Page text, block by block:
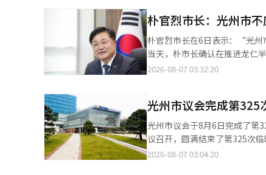
农食品气候变化应对中心计划
速度快于其他公募项目。该中
构，专责我国农食品领域的气
大的危机，中心要发挥控制塔
位。” 与此相关，4日由国会议
计划将总部设在该中心，以便
土交通部，请求在完道（经过
速公路相连的国道18号线海宁松云
源环境部时，名郡长建议将计
支持。该郡计划将绿色融合集
朴官烈市长：光州市
朴官烈市长在6日表示：“光州
当天，朴市长确认在推进龙仁
协商中，并对此进行了严肃处理，以确立公职纪律。 自民选第9届市
市长设立了“龙仁半导体产业
长的政策方向和市的官方立场。 然而，最近在与汉江流域环境厅和京畿道等相关机构的协商过程中，确认这些政
调未能得到充分反映，朴市长因此在公职纪
首次案例及其故意性、发生经
关规定严肃追责。 对此，地区社会形成了“市长政策和市的官方立场必须在行政现场坚决执行”的共识。 尤其是龙
2026-08-07 03:32:20
光州市议会完成第325
光州市议会于8月6日完成了第325次临时会
议召开，圆满结束了第325次临时会议的日程。 此次临时会议通过了2026年度
加预算案，以及行政机构改革条例案
2026-08-07 03:04:20